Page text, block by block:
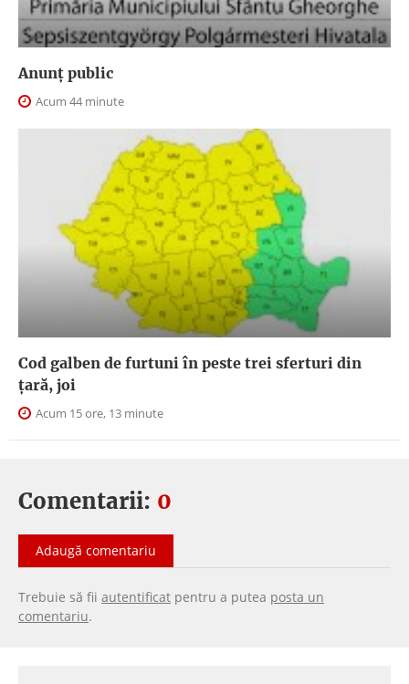
Anunţ public
Acum 44 minute
Cod galben de furtuni în peste trei sferturi din
țară, joi
Acum 15 ore, 13 minute
Comentarii: 0
Adaugă comentariu
Trebuie să fii autentificat pentru a putea posta un
comentariu.